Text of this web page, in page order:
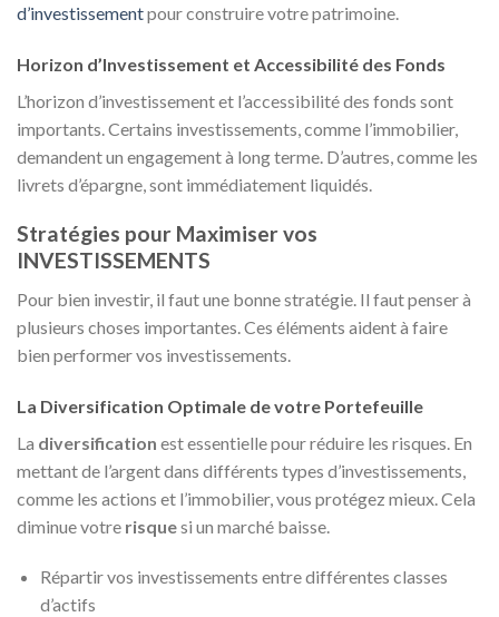
d’investissementpour construire votre patrimoine.
Horizon d’Investissement et Accessibilité des Fonds
L’horizon d’investissement et l’accessibilité des fonds sont
importants. Certains investissements, comme l’immobilier,
demandent un engagement à long terme. D’autres, comme les
livrets d’épargne, sont immédiatement liquidés.
Stratégies pour Maximiser vos
INVESTISSEMENTS
Pour bien investir, il faut une bonne stratégie. Il faut penser à
plusieurs choses importantes. Ces éléments aident à faire
bien performer vos investissements.
La Diversification Optimale de votre Portefeuille
La diversification est essentielle pour réduire les risques. En
mettant de l’argent dans différents types d’investissements,
comme les actions et l’immobilier, vous protégez mieux. Cela
diminue votre risquesi un marché baisse.
Répartir vos investissements entre différentes classes
d’actifs